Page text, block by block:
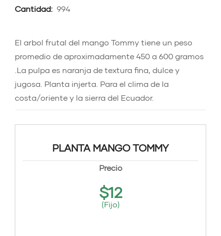
Cantidad: 994
El arbol frutal del mango Tommy tiene un peso
promedio de aproximadamente 450 a 600 gramos
.La pulpa es naranja de textura fina, dulce y
jugosa. Planta injerta. Para el clima de la
costa/oriente y la sierra del Ecuador.
PLANTA MANGO TOMMY
Precio
$12
(Fijo)